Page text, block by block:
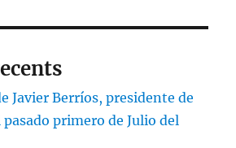
Javier Berríos, presidente de
pasado primero de Julio del